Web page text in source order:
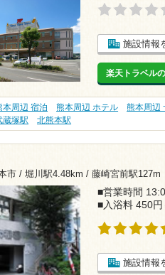
施設情報
楽天トラベル
本周辺 宿泊 熊本周辺 ホテル 熊本周辺
蔵塚駅
北熊本駅
市 / 堀川駅4.48km / 藤崎宮前駅127m
■営業時間
■入浴料 450円
施設情報